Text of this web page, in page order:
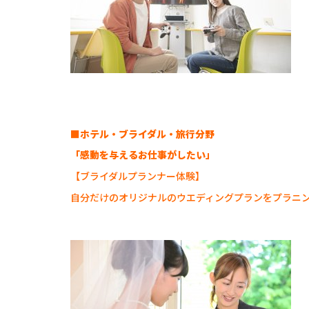
■ホテル・ブライダル・旅行分野
「感動を与えるお仕事がしたい」
【ブライダルプランナー体験】
自分だけのオリジナルのウエディングプランをプラニ